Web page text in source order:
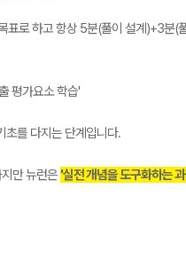
로 하고 항상 5분(풀이 설계)+3분(
평가요소 학습'
초를 다지는 단계입니다.
만 뉴런은 '실전 개념을 도구화하는